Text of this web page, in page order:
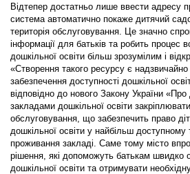
Відтепер достатньо лише ввести адресу
система автоматично покаже дитячий
територія обслуговування. Це значно
інформації для батьків та робить процес
дошкільної освіти більш зрозумілим і
«Створення такого ресурсу є
забезпечення доступності дошкільної
відповідно до нового Закону України
закладами дошкільної освіти
обслуговування, що забезпечить право
дошкільної освіти у найбільш
проживання закладі. Саме тому місто
рішення, які допоможуть батькам швидко
дошкільної освіти та отримувати